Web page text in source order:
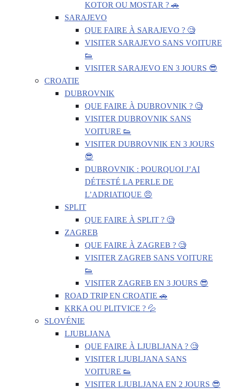
KOTOR OU MOSTAR ? 🚗
SARAJEVO
QUE FAIRE À SARAJEVO ? 🧐
VISITER SARAJEVO SANS VOITURE
👟
VISITER SARAJEVO EN 3 JOURS 😎
CROATIE
DUBROVNIK
QUE FAIRE À DUBROVNIK ? 🧐
VISITER DUBROVNIK SANS
VOITURE 👟
VISITER DUBROVNIK EN 3 JOURS
😎
DUBROVNIK : POURQUOI J’AI
DÉTESTÉ LA PERLE DE
L’ADRIATIQUE 😠
SPLIT
QUE FAIRE À SPLIT ? 🧐
ZAGREB
QUE FAIRE À ZAGREB ? 🧐
VISITER ZAGREB SANS VOITURE
👟
VISITER ZAGREB EN 3 JOURS 😎
ROAD TRIP EN CROATIE 🚗
KRKA OU PLITVICE ? 💦
SLOVÉNIE
LJUBLJANA
QUE FAIRE À LJUBLJANA ? 🧐
VISITER LJUBLJANA SANS
VOITURE 👟
VISITER LJUBLJANA EN 2 JOURS 😎